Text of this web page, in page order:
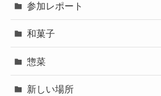
参加レポート
和菓子
惣菜
新しい場所